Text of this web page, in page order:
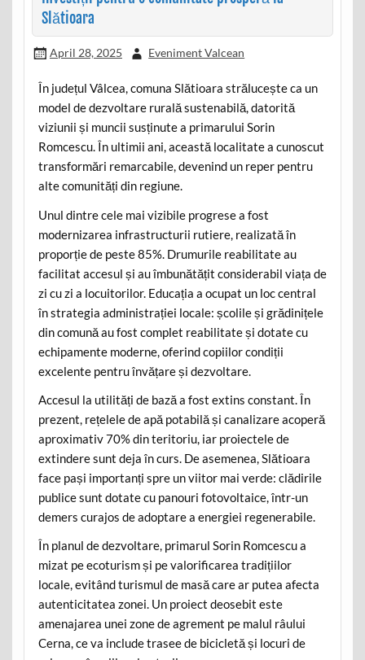
Slătioara
April 28, 2025 Eveniment Valcean
În județul Vâlcea, comuna Slătioara strălucește ca un
model de dezvoltare rurală sustenabilă, datorită
viziunii și muncii susținute a primarului Sorin
Romcescu. În ultimii ani, această localitate a cunoscut
transformări remarcabile, devenind un reper pentru
alte comunități din regiune.
Unul dintre cele mai vizibile progrese a fost
modernizarea infrastructurii rutiere, realizată în
proporție de peste 85%. Drumurile reabilitate au
facilitat accesul și au îmbunătățit considerabil viața de
zi cu zi a locuitorilor. Educația a ocupat un loc central
în strategia administrației locale: școlile și grădinițele
din comună au fost complet reabilitate și dotate cu
echipamente moderne, oferind copiilor condiții
excelente pentru învățare și dezvoltare.
Accesul la utilități de bază a fost extins constant. În
prezent, rețelele de apă potabilă și canalizare acoperă
aproximativ 70% din teritoriu, iar proiectele de
extindere sunt deja în curs. De asemenea, Slătioara
face pași importanți spre un viitor mai verde: clădirile
publice sunt dotate cu panouri fotovoltaice, într-un
demers curajos de adoptare a energiei regenerabile.
În planul de dezvoltare, primarul Sorin Romcescu a
mizat pe ecoturism și pe valorificarea tradițiilor
locale, evitând turismul de masă care ar putea afecta
autenticitatea zonei. Un proiect deosebit este
amenajarea unei zone de agrement pe malul râului
Cerna, ce va include trasee de bicicletă și locuri de